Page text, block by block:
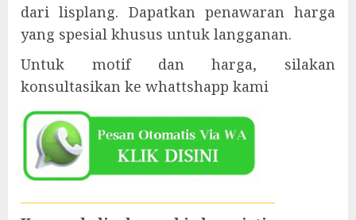
dari lisplang. Dapatkan penawaran harga
yang spesial khusus untuk langganan.
Untuk motif dan harga, silakan
konsultasikan ke whattshapp kami